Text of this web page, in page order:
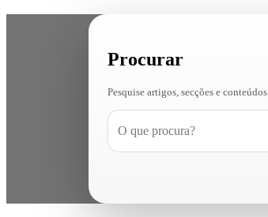
Procurar
Pesquise artigos, secções e conteúdos